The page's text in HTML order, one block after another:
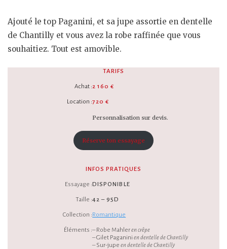
Ajouté le top Paganini, et sa jupe assortie en dentelle
de Chantilly et vous avez la robe raffinée que vous
souhaitiez. Tout est amovible.
TARIFS
Achat :
Location :
2 160 €
720 €
Personnalisation sur devis.
Réserve ton essayage
INFOS PRATIQUES
Essayage :
Taille :
Collection :
Éléments :
DISPONIBLE
42 – 95D
Romantique
– Robe Mahleren crêpe
– Gilet Paganinien dentelle de Chantilly
– Sur-jupeen dentelle de Chantilly